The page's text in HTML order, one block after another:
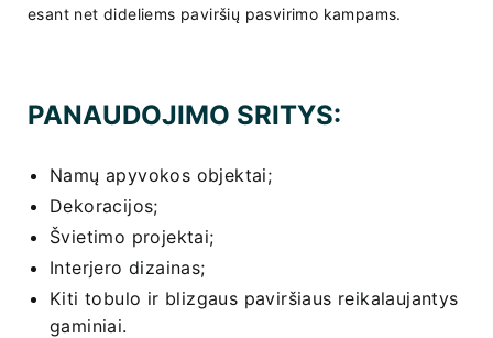
esant net dideliems paviršių pasvirimo kampams.
PANAUDOJIMO SRITYS:
Namų apyvokos objektai;
Dekoracijos;
Švietimo projektai;
Interjero dizainas;
Kiti tobulo ir blizgaus paviršiaus reikalaujantys
gaminiai.